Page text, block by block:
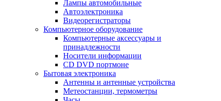
Лампы автомобильные
Автоэлектроника
Видеорегистраторы
Компьютерное оборудование
Компьютерные аксессуары и
принадлежности
Носители информации
CD DVD портмоне
Бытовая электроника
Антенны и антенные устройства
Метеостанции, термометры